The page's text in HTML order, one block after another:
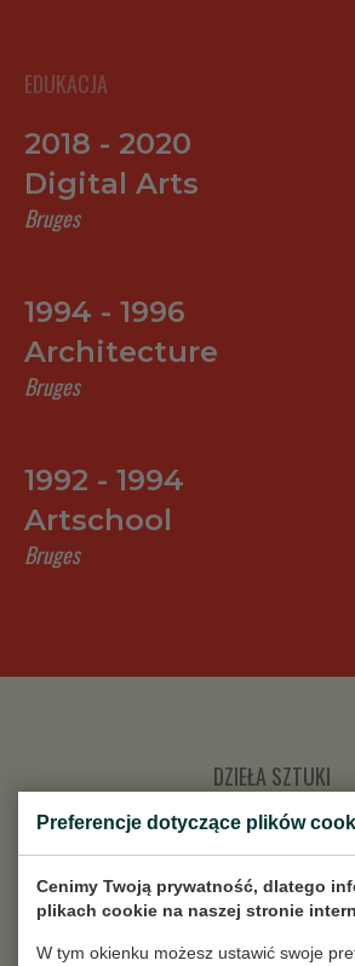
Preferencje dotyczące plików
Cenimy Twoją prywatność, dlatego
plikach cookie na naszej stronie
W tym okienku możesz ustawić swoje
EDUKACJA
2018 - 2020
Digital Arts
Bruges
1994 - 1996
Architecture
Bruges
1992 - 1994
Artschool
Bruges
DZIEŁA SZTUKI